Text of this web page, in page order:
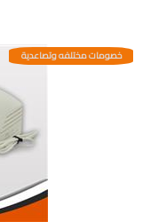
خصومات مختلفه وتصاعدية